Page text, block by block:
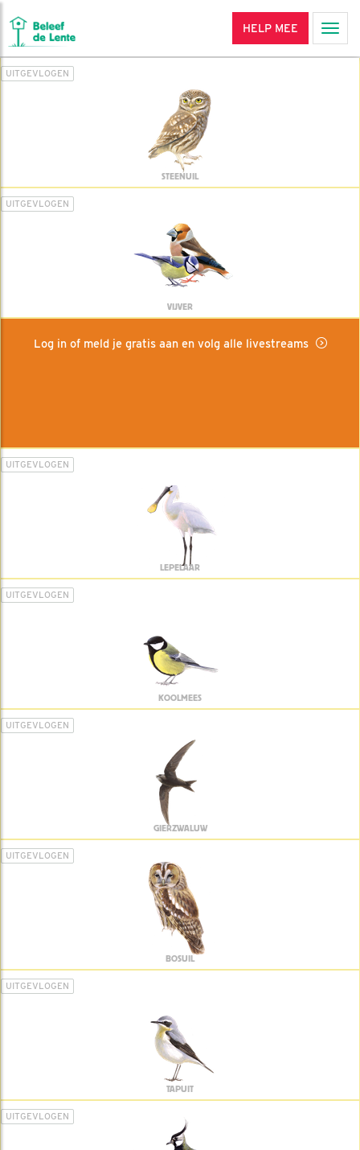
HELP MEE
UITGEVLOGEN
STEENUIL
UITGEVLOGEN
VIJVER
Log in of meld je gratis aan en volg alle livestreams
UITGEVLOGEN
LEPELAAR
UITGEVLOGEN
KOOLMEES
UITGEVLOGEN
GIERZWALUW
UITGEVLOGEN
BOSUIL
UITGEVLOGEN
TAPUIT
UITGEVLOGEN